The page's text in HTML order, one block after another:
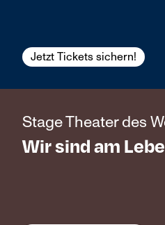
Jetzt Tickets sichern!
Stage Theater des
Wir sind am